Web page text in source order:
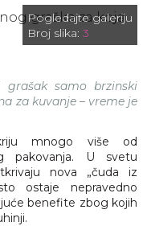
Pogledajte galeriju
Broj slika: 3
samo brzinski
za kuvanje – vreme je
mnogo više od
pakovanja. U svetu
nova „čuda iz
ostaje nepravedno
benefite zbog kojih